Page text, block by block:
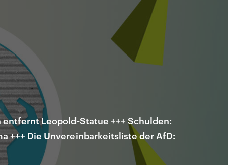
Leopold-Statue +++ Schulden:
+++ Die Unvereinbarkeitsliste der AfD: